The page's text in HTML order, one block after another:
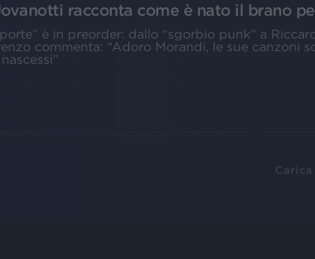
racconta come è nato il brano
è in preorder: dallo “sgorbio punk” a
commenta: “Adoro Morandi, le sue canzoni